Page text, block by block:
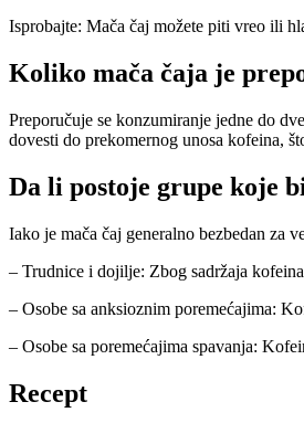
Isprobajte: Mača čaj možete piti vreo ili
Koliko mača čaja je
Preporučuje se konzumiranje jedne do
dovesti do prekomernog unosa kofeina,
Da li postoje grupe koje
Iako je mača čaj generalno bezbedan za
– Trudnice i dojilje: Zbog sadržaja
– Osobe sa anksioznim poremećajima:
– Osobe sa poremećajima spavanja:
Recept